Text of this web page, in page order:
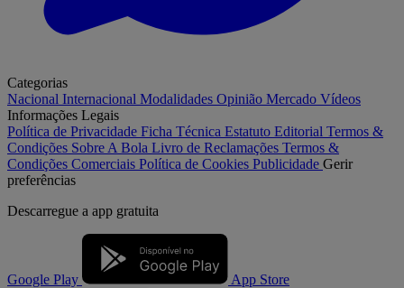
Categorias
Nacional Internacional Modalidades Opinião Mercado Vídeos
Informações Legais
Política de Privacidade Ficha Técnica Estatuto Editorial Termos &
Condições Sobre A Bola Livro de Reclamações Termos &
Condições Comerciais Política de Cookies Publicidade Gerir
preferências
Descarregue a app gratuita
Google Play App Store